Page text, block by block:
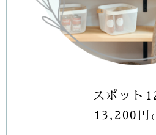
スポット
13,200円